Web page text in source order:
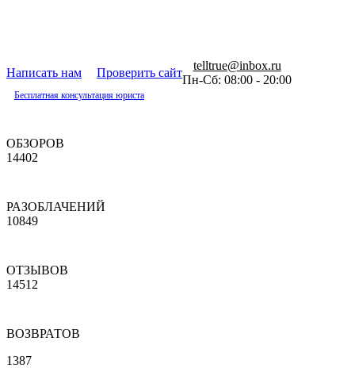
Написать нам Проверить сайт
telltrue@inbox.ru
Пн-Сб: 08:00 - 20:00
Бесплатная консультация юриста
ОБЗОРОВ
14402
РАЗОБЛАЧЕНИЙ
10849
ОТЗЫВОВ
14512
ВОЗВРАТОВ
1387